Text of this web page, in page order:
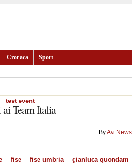
Cronaca Sport
test event
Team Italia
ByAvi News
fise fise umbria
gianluca quondam